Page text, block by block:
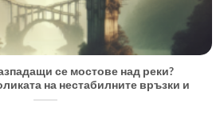
се мостове над реки?
на нестабилните връзки и